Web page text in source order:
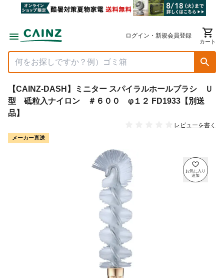
ログイン・新規会員登録
カート
【CAINZ-DASH】ミニター スパイラルホールブラシ Ｕ
型 砥粒入ナイロン ＃６００ φ１２ FD1933【別送
品】
レビューを書く
メーカー直送